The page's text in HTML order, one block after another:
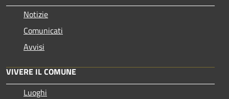
Notizie
Comunicati
Avvisi
VIVERE IL COMUNE
Luoghi